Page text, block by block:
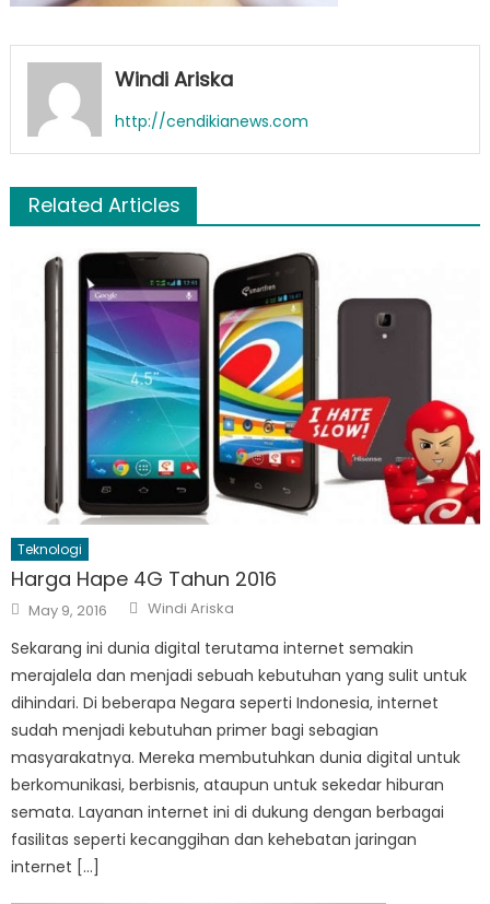
Windi Ariska
http://cendikianews.com
Related Articles
Teknologi
Harga Hape 4G Tahun 2016
Posted
on
May 9, 2016 Author
Windi Ariska
Sekarang ini dunia digital terutama internet semakin
merajalela dan menjadi sebuah kebutuhan yang sulit untuk
dihindari. Di beberapa Negara seperti Indonesia, internet
sudah menjadi kebutuhan primer bagi sebagian
masyarakatnya. Mereka membutuhkan dunia digital untuk
berkomunikasi, berbisnis, ataupun untuk sekedar hiburan
semata. Layanan internet ini di dukung dengan berbagai
fasilitas seperti kecanggihan dan kehebatan jaringan
internet […]